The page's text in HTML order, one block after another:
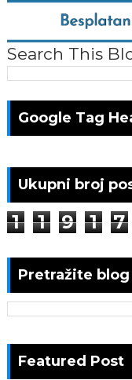
Search This
Google Tag
Ukupni broj
1 1 9 1 7
Pretražite blog
Featured Post